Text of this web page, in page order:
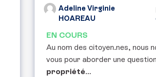
Adeline Virginie
HOAREAU
EN COURS
Au nom des citoyen.nes, nous
vous pour aborder une
propriété...